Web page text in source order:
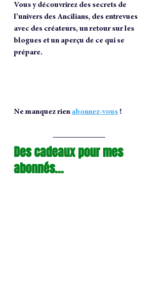
Vous y découvrirez des secrets de
l’univers des Ancilians, des entrevues
avec des créateurs, un retour sur les
blogues et un aperçu de ce qui se
prépare.
Ne manquez rien abonnez-vous !
Des cadeaux pour mes
abonnés...